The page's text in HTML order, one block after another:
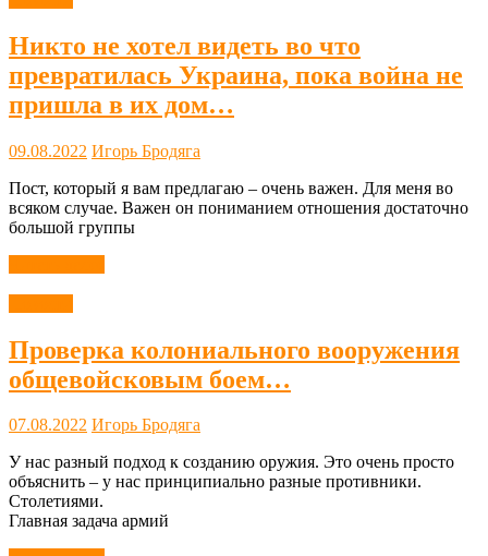
Никто не хотел видеть во что
превратилась Украина, пока война не
пришла в их дом…
09.08.2022 Игорь Бродяга
Пост, который я вам предлагаю – очень важен. Для меня во
всяком случае. Важен он пониманием отношения достаточно
большой группы
Проверка колониального вооружения
общевойсковым боем…
07.08.2022 Игорь Бродяга
У нас разный подход к созданию оружия. Это очень просто
объяснить – у нас принципиально разные противники.
Столетиями.
Главная задача армий